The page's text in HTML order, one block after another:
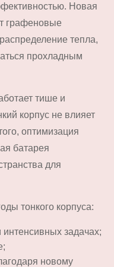
Новая
графеновые
тепла,
прохладным
тише и
корпус не влияет
оптимизация
батарея
для
тонкого корпуса:
задачах;
новому